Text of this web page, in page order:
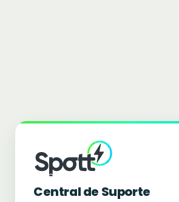
Central de Suporte